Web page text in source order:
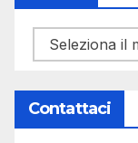
Archivi
Contattaci